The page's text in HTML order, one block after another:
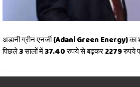
अडानी ग्रीन एनर्जी (Adani Green Energy) का
पिछले 3 सालों में 37.40 रुपये से बढ़कर 2279 रुपये